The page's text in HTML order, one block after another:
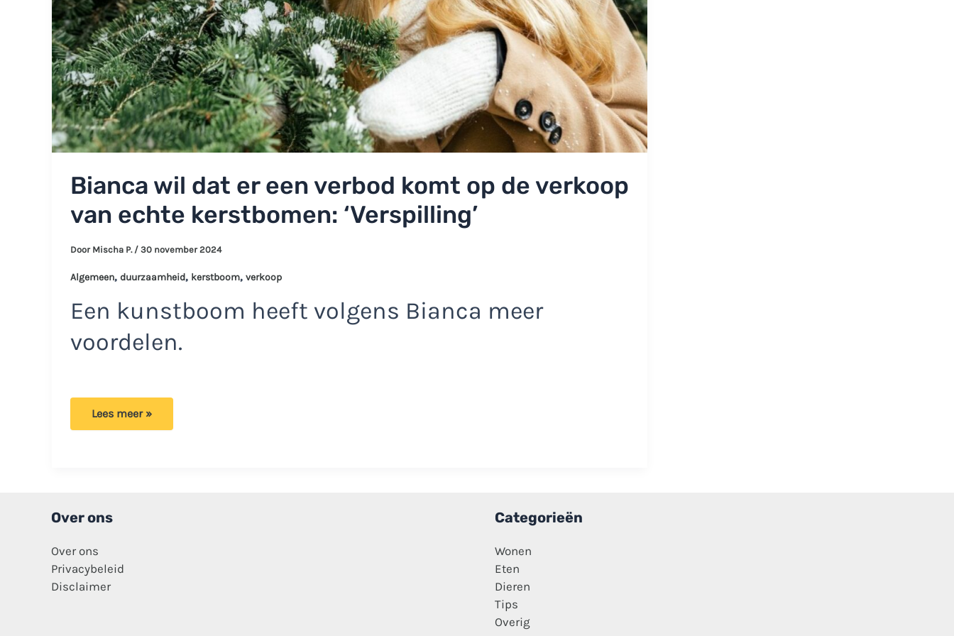
Bianca wil dat er een verbod komt op de verkoop
van echte kerstbomen: ‘Verspilling’
Door Mischa P. / 30 november 2024
Algemeen, duurzaamheid, kerstboom, verkoop
Een kunstboom heeft volgens Bianca meer
voordelen.
Bianca
verkoop
van
kerstbomen:
Lees meer »
Over ons
Over ons
Privacybeleid
Disclaimer
Categorieën
Wonen
Eten
Dieren
Tips
Overig